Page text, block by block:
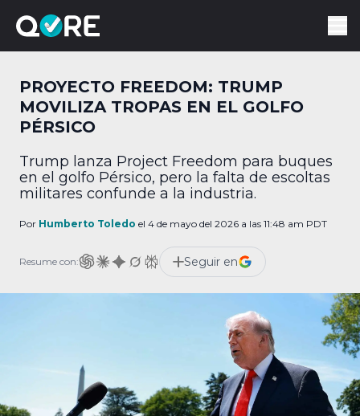
PROYECTO FREEDOM: TRUMP
MOVILIZA TROPAS EN EL GOLFO
PÉRSICO
Trump lanza Project Freedom para buques
en el golfo Pérsico, pero la falta de escoltas
militares confunde a la industria.
Por Humberto Toledo el 4 de mayo del 2026 a las 11:48 am PDT
Resume con: Seguir en